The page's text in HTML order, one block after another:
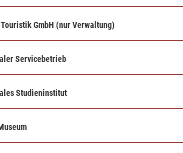
GmbH (nur Verwaltung)
Servicebetrieb
Studieninstitut